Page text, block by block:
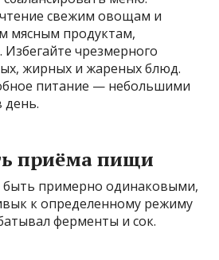
свежим овощам и
мясным продуктам,
чрезмерного
жирных и жареных блюд.
питание — небольшими
день.
приёма пищи
примерно одинаковыми,
к определенному режиму
ферменты и сок.